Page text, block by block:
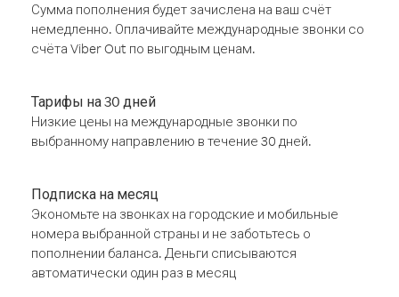
Сумма пополнения будет зачислена на ваш счёт
немедленно. Оплачивайте международные звонки со
счёта Viber Out по выгодным ценам.
Тарифы на 30 дней
Низкие цены на международные звонки по
выбранному направлению в течение 30 дней.
Подписка на месяц
Экономьте на звонках на городские и мобильные
номера выбранной страны и не заботьтесь о
пополнении баланса. Деньги списываются
автоматически один раз в месяц